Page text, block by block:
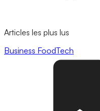
Articles les plus lus
Business FoodTech